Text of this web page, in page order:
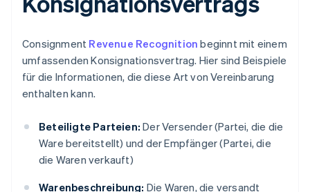
Consignment Revenue Recognition beginnt mit einem
umfassenden Konsignationsvertrag. Hier sind Beispiele
für die Informationen, die diese Art von Vereinbarung
enthalten kann.
Beteiligte Parteien: Der Versender (Partei, die die
Ware bereitstellt) und der Empfänger (Partei, die
die Waren verkauft)
Warenbeschreibung: Die Waren, die versandt